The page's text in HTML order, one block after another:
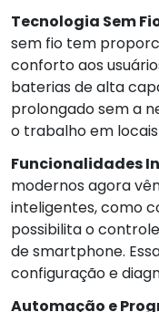
Tecnologia Sem
sem fio tem
conforto aos
baterias de alta
prolongado sem a
o trabalho em
Funcionalidades
modernos agora
inteligentes, como
possibilita o
de smartphone.
configuração e
Automação e